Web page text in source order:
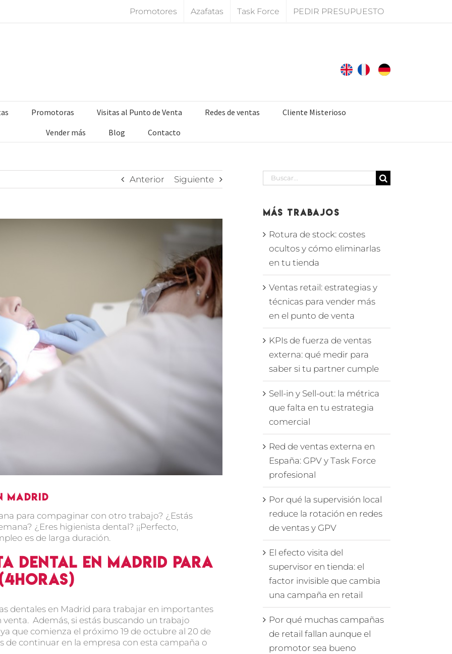
Promotores Azafatas Task Force PEDIR PRESUPUESTO
Promotoras Visitas al Punto de Venta Redes de ventas
Cliente Misterioso
Vender más
Blog Contacto
Anterior Siguiente
Madrid
para compaginar con otro trabajo? ¿Estás
¿Eres higienista dental? ¡¡Perfecto,
es de larga duración.
dental en Madrid para
dentales en Madrid para trabajar en importantes
Además, si estás buscando un trabajo
que comienza el próximo 19 de octubre al 20 de
de continuar en la empresa con esta campaña o
Buscar:
Más Trabajos
Rotura de stock: costes
ocultos y cómo eliminarlas
en tu tienda
Ventas retail: estrategias y
técnicas para vender más
en el punto de venta
KPIs de fuerza de ventas
externa: qué medir para
saber si tu partner cumple
Sell-in y Sell-out: la métrica
que falta en tu estrategia
comercial
Red de ventas externa en
España: GPV y Task Force
profesional
Por qué la supervisión local
reduce la rotación en redes
de ventas y GPV
El efecto visita del
supervisor en tienda: el
factor invisible que cambia
una campaña en retail
Por qué muchas campañas
de retail fallan aunque el
promotor sea bueno